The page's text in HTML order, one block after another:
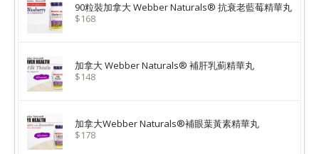
90粒裝加拿大 Webber Naturals® 抗衰老藍莓精華丸
$168
加拿大 Webber Naturals® 補肝乳薊精華丸
$148
加拿大Webber Naturals®補眼葉黃素精華丸
$178